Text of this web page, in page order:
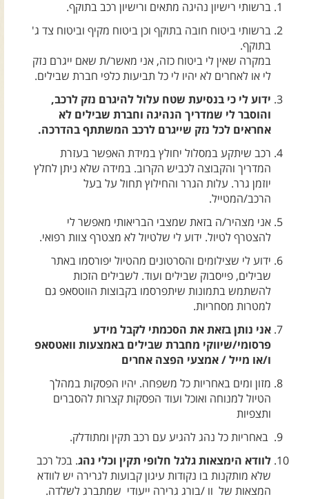
אודות יואב קווה והאתר שבילים
ברשותי רישיון נהיגה מתאים ורישיון רכב בתוקף.
ברשותי ביטוח חובה בתוקף וכן ביטוח מקיף וביטוח צד ג'
בתוקף.
במקרה שאין לי ביטוח כזה, אני מאשר/ת שאם ייגרם נזק
לי או לאחרים לא יהיו לי כל תביעות כלפי חברת שבילים.
ידוע לי כי בנסיעת שטח עלול להיגרם נזק לרכב,
והוסבר לי שמדריך הנהיגה וחברת שבילים לא
אחראים לכל נזק שייגרם לרכב המשתתף בהדרכה.
רכב שיתקע במסלול יחולץ במידת האפשר בעזרת
המדריך והקבוצה לכביש הקרוב. במידה שלא ניתן לחלץ
יוזמן גרר. עלות הגרר והחילוץ תחול על בעל
הרכב/המטייל.
אני מצהיר/ה בזאת שמצבי הבריאותי מאפשר לי
להצטרף לטיול. ידוע לי שלטיול לא מצטרף צוות רפואי.
ידוע לי שצילומים והסרטונים מהטיול יפורסמו באתר
שבילים, פייסבוק שבילים ועוד. לשבילים הזכות
להשתמש בתמונות שיתפרסמו בקבוצות הווטסאפ גם
למטרות מסחריות.
אני נותן בזאת את הסכמתי לקבל מידע
פרסומי/שיווקי מחברת שבילים באמצעות וואטסאפ
ו/או מייל / אמצעי הפצה אחרים
מזון ומים באחריות כל משפחה. יהיו הפסקות במהלך
הטיול למנוחה ואוכל ועוד הפסקות קצרות להסברים
ותצפיות
באחריות כל נהג להגיע עם רכב תקין ומתודלק.
לוודא הימצאות גלגל חלופי תקין וכלי נהג. בכל רכב
שלא מותקנות בו נקודות עיגון קבועות לגרירה יש לוודא
המצאות של וו /בורג גרירה ייעודי שמתברג לשלדה.